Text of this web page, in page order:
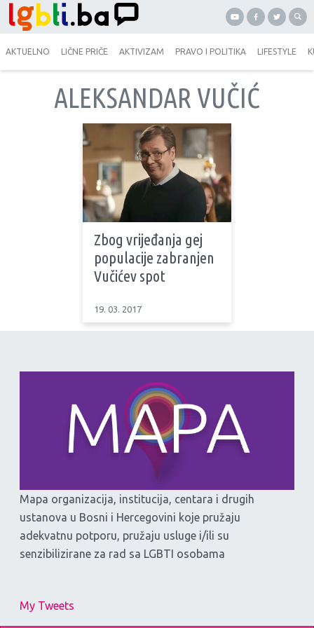
AKTUELNO LIČNE PRIČE AKTIVIZAM PRAVO I POLITIKA LIFESTYLE
ALEKSANDAR VUČIĆ
Zbog vrijeđanja gej
populacije zabranjen
Vučićev spot
19. 03. 2017
Mapa organizacija, institucija, centara i drugih
ustanova u Bosni i Hercegovini koje pružaju
adekvatnu potporu, pružaju usluge i/ili su
senzibilizirane za rad sa LGBTI osobama
My Tweets